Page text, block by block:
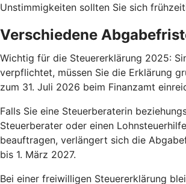
Unstimmigkeiten sollten Sie sich
Verschiedene
Wichtig für die Steuererklärung 2025:
verpflichtet, müssen Sie die Erklärung
zum 31. Juli 2026 beim Finanzamt
Falls Sie eine Steuerberaterin
Steuerberater oder einen
beauftragen, verlängert sich die
bis 1. März 2027.
Bei einer freiwilligen Steuererklärung